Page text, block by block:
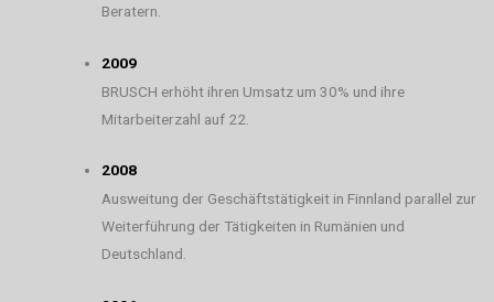
Beratern.
2009
BRUSCH erhöht ihren Umsatz um 30% und ihre
Mitarbeiterzahl auf 22.
2008
Ausweitung der Geschäftstätigkeit in Finnland parallel zur
Weiterführung der Tätigkeiten in Rumänien und
Deutschland.